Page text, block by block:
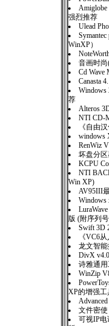
Amiglobe
强烈推荐
Ulead
WinXP）
音画时尚
Cd Wave
Canasta
荐
Alteros
NTI CD-
《自由
windows
RenWiz
坏盘分
KCPU
NTI
Win XP)
AV95III
版 (附序列
Swift 3D
《VC6
龙文智能
DivX
诗雅通
WinZip
XP的增强工
文件密使
可视IP电